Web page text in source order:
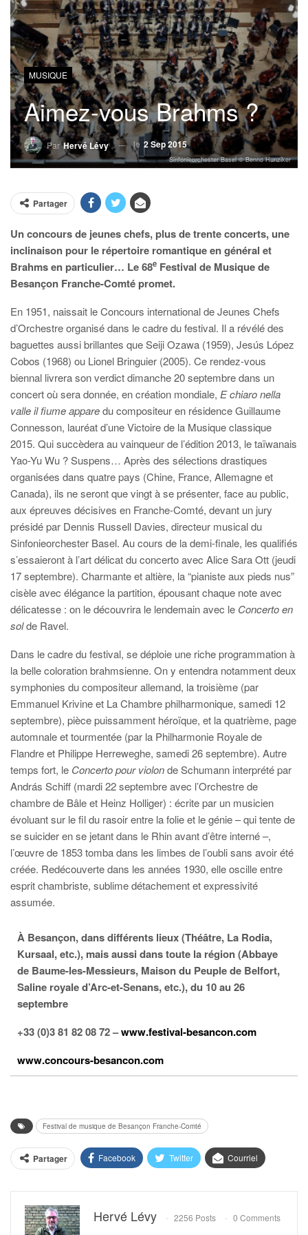
MUSIQUE
Aimez-vous Brahms ?
ParHervé Lévy le 2 Sep 2015
Sinfonieorchester Basel © Benno Hunziker
Partager
Un concours de jeunes chefs, plus de trente concerts, une
inclinaison pour le répertoire romantique en général et
Brahms en particulier… Le 68e Festival de Musique de
Besançon Franche-Comté promet.
En 1951, naissait le Concours international de Jeunes Chefs
d’Orchestre organisé dans le cadre du festival. Il a révélé des
baguettes aussi brillantes que Seiji Ozawa (1959), Jesús López
Cobos (1968) ou Lionel Bringuier (2005). Ce rendez-vous
biennal livrera son verdict dimanche 20 septembre dans un
concert où sera donnée, en création mondiale, E chiaro nella
valle il fiume apparedu compositeur en résidence Guillaume
Connesson, lauréat d’une Victoire de la Musique classique
2015. Qui succèdera au vainqueur de l’édition 2013, le taïwanais
Yao-Yu Wu ? Suspens… Après des sélections drastiques
organisées dans quatre pays (Chine, France, Allemagne et
Canada), ils ne seront que vingt à se présenter, face au public,
aux épreuves décisives en Franche-Comté, devant un jury
présidé par Dennis Russell Davies, directeur musical du
Sinfonieorchester Basel. Au cours de la demi-finale, les qualifiés
s’essaieront à l’art délicat du concerto avec Alice Sara Ott (jeudi
17 septembre). Charmante et altière, la “pianiste aux pieds nus”
cisèle avec élégance la partition, épousant chaque note avec
délicatesse : on le découvrira le lendemain avec le Concerto en
solde Ravel.
Dans le cadre du festival, se déploie une riche programmation à
la belle coloration brahmsienne. On y entendra notamment deux
symphonies du compositeur allemand, la troisième (par
Emmanuel Krivine et La Chambre philharmonique, samedi 12
septembre), pièce puissamment héroïque, et la quatrième, page
automnale et tourmentée (par la Philharmonie Royale de
Flandre et Philippe Herreweghe, samedi 26 septembre). Autre
temps fort, le Concerto pour violonde Schumann interprété par
András Schiff (mardi 22 septembre avec l’Orchestre de
chambre de Bâle et Heinz Holliger) : écrite par un musicien
évoluant sur le fil du rasoir entre la folie et le génie – qui tente de
se suicider en se jetant dans le Rhin avant d’être interné –,
l’œuvre de 1853 tomba dans les limbes de l’oubli sans avoir été
créée. Redécouverte dans les années 1930, elle oscille entre
esprit chambriste, sublime détachement et expressivité
assumée.
À Besançon, dans différents lieux (Théâtre, La Rodia,
Kursaal, etc.), mais aussi dans toute la région (Abbaye
de Baume-les-Messieurs, Maison du Peuple de Belfort,
Saline royale d’Arc-et-Senans, etc.), du 10 au 26
septembre
+33 (0)3 81 82 08 72 –www.festival-besancon.com
www.concours-besancon.com
Festival de musique de Besançon Franche-Comté
Partager Facebook Twitter Courriel
Hervé Lévy 2256 Posts 0 Comments